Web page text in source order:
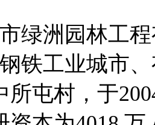
洲园林工程
铁工业城市
所屯村，于